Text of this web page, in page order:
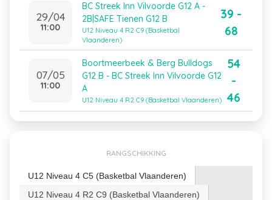
29/04
11:00
BC Streek Inn Vilvoorde G12 A -
2B|SAFE Tienen G12 B
U12 Niveau 4 R2 C9 (Basketbal
Vlaanderen)
39 -
68
07/05
11:00
Boortmeerbeek & Berg Bulldogs
G12 B - BC Streek Inn Vilvoorde G12
A
U12 Niveau 4 R2 C9 (Basketbal Vlaanderen)
54
-
46
RANGSCHIKKING
U12 Niveau 4 C5 (Basketbal Vlaanderen)
U12 Niveau 4 R2 C9 (Basketbal Vlaanderen)